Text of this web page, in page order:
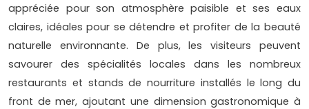
appréciée pour son atmosphère paisible et ses eaux
claires, idéales pour se détendre et profiter de la beauté
naturelle environnante. De plus, les visiteurs peuvent
savourer des spécialités locales dans les nombreux
restaurants et stands de nourriture installés le long du
front de mer, ajoutant une dimension gastronomique à